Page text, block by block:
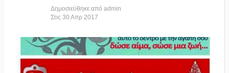
Δημοσιεύθηκε από admin
Στις 30 Απρ 2017